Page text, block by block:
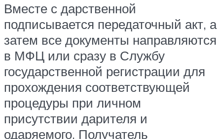
Вместе с дарственной
подписывается передаточный акт, а
затем все документы направляются
в МФЦ или сразу в Службу
государственной регистрации для
прохождения соответствующей
процедуры при личном
присутствии дарителя и
одаряемого. Получатель